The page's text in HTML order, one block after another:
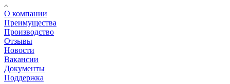
О компании
Преимущества
Производство
Отзывы
Новости
Вакансии
Документы
Поддержка